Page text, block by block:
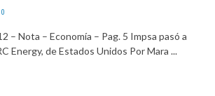
0
– Nota – Economía – Pag. 5 Impsa pasó a
Energy, de Estados Unidos Por Mara ...